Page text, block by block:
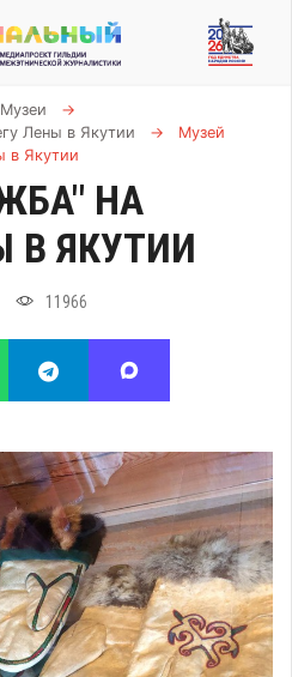
Музеи
→
Лены в Якутии
→
Музей
в Якутии
НА
В ЯКУТИИ
11966